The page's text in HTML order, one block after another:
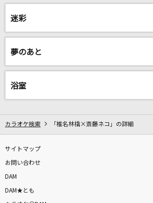
[生音]女だから
Laughing Hick
幸村精市
カラオケ最新情報をチェック！
迷彩
夢のあと
浴室
カラオケ検索 「椎名林檎×斎藤ネコ」の詳細
サイトマップ
お問い合わせ
DAM
DAM★とも